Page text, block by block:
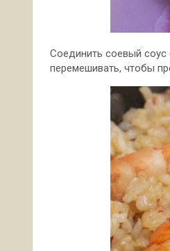
Соединить соевый соус
перемешивать, чтобы